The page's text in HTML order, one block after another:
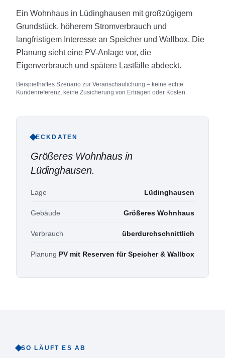
Ein Wohnhaus in Lüdinghausen mit großzügigem
Grundstück, höherem Stromverbrauch und
langfristigem Interesse an Speicher und Wallbox. Die
Planung sieht eine PV-Anlage vor, die
Eigenverbrauch und spätere Lastfälle abdeckt.
Beispielhaftes Szenario zur Veranschaulichung – keine echte
Kundenreferenz, keine Zusicherung von Erträgen oder Kosten.
ECKDATEN
Größeres Wohnhaus in
Lüdinghausen.
Lage Lüdinghausen
Gebäude Größeres Wohnhaus
Verbrauch überdurchschnittlich
Planung PV mit Reserven für Speicher & Wallbox
SO LÄUFT ES AB